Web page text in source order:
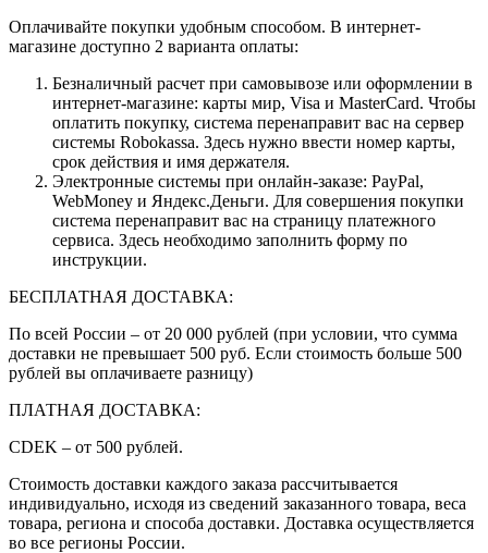
Оплачивайте покупки удобным способом. В интернет-
магазине доступно 2 варианта оплаты:
Безналичный расчет при самовывозе или оформлении в
интернет-магазине: карты мир, Visa и MasterCard. Чтобы
оплатить покупку, система перенаправит вас на сервер
системы Robokassa. Здесь нужно ввести номер карты,
срок действия и имя держателя.
Электронные системы при онлайн-заказе: PayPal,
WebMoney и Яндекс.Деньги. Для совершения покупки
система перенаправит вас на страницу платежного
сервиса. Здесь необходимо заполнить форму по
инструкции.
БЕСПЛАТНАЯ ДОСТАВКА:
По всей России – от 20 000 рублей (при условии, что сумма
доставки не превышает 500 руб. Если стоимость больше 500
рублей вы оплачиваете разницу)
ПЛАТНАЯ ДОСТАВКА:
CDEK – от 500 рублей.
Стоимость доставки каждого заказа рассчитывается
индивидуально, исходя из сведений заказанного товара, веса
товара, региона и способа доставки. Доставка осуществляется
во все регионы России.